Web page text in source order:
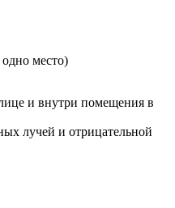
место)
и внутри помещения в
лучей и отрицательной